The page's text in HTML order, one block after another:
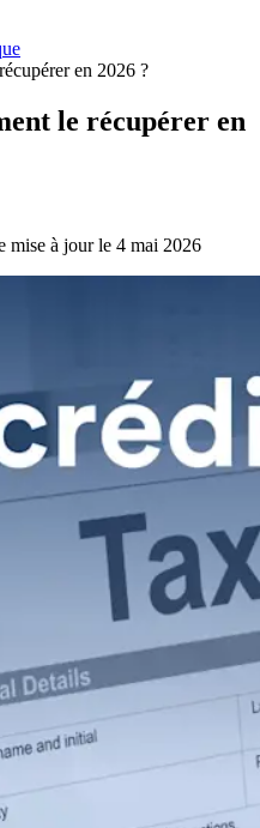
en 2026 ?
le récupérer en
mise à jour le 4 mai 2026